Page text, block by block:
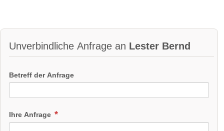
Unverbindliche Anfrage an Lester Bernd
Betreff der Anfrage
Ihre Anfrage